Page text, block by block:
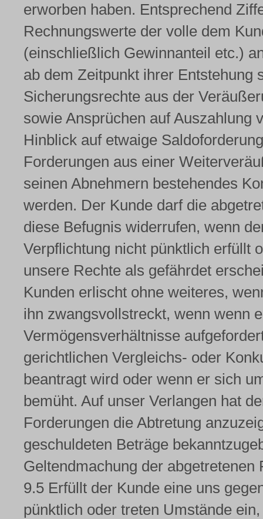
erworben haben. Entsprechend
Rechnungswerte der volle dem
(einschließlich Gewinnanteil etc.)
ab dem Zeitpunkt ihrer Entstehung
Sicherungsrechte aus der
sowie Ansprüchen auf Auszahlung
Hinblick auf etwaige
Forderungen aus einer
seinen Abnehmern bestehendes
werden. Der Kunde darf die
diese Befugnis widerrufen, wenn
Verpflichtung nicht pünktlich erfüllt
unsere Rechte als gefährdet
Kunden erlischt ohne weiteres,
ihn zwangsvollstreckt, wenn wenn
Vermögensverhältnisse
gerichtlichen Vergleichs- oder
beantragt wird oder wenn er sich
bemüht. Auf unser Verlangen hat
Forderungen die Abtretung
geschuldeten Beträge
Geltendmachung der
9.5 Erfüllt der Kunde eine uns
pünktlich oder treten Umstände